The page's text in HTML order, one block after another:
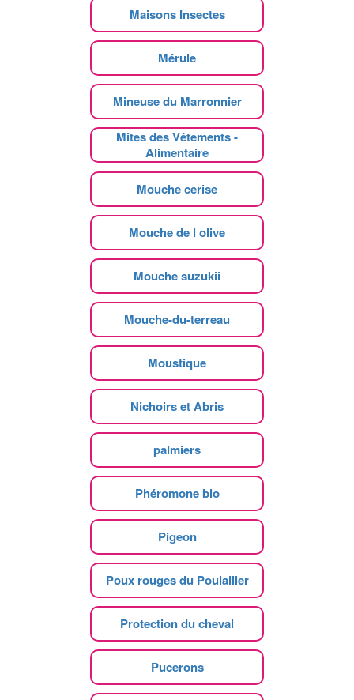
Maisons Insectes
Mérule
Mineuse du Marronnier
Mites des Vêtements -
Alimentaire
Mouche cerise
Mouche de l olive
Mouche suzukii
Mouche-du-terreau
Moustique
Nichoirs et Abris
palmiers
Phéromone bio
Pigeon
Poux rouges du Poulailler
Protection du cheval
Pucerons